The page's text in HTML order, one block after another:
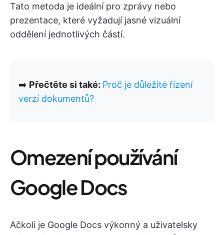
Tato metoda je ideální pro zprávy nebo
prezentace, které vyžadují jasné vizuální
oddělení jednotlivých částí.
➡️ Přečtěte si také: Proč je důležité řízení
verzí dokumentů?
Omezení používání
Google Docs
Ačkoli je Google Docs výkonný a uživatelsky